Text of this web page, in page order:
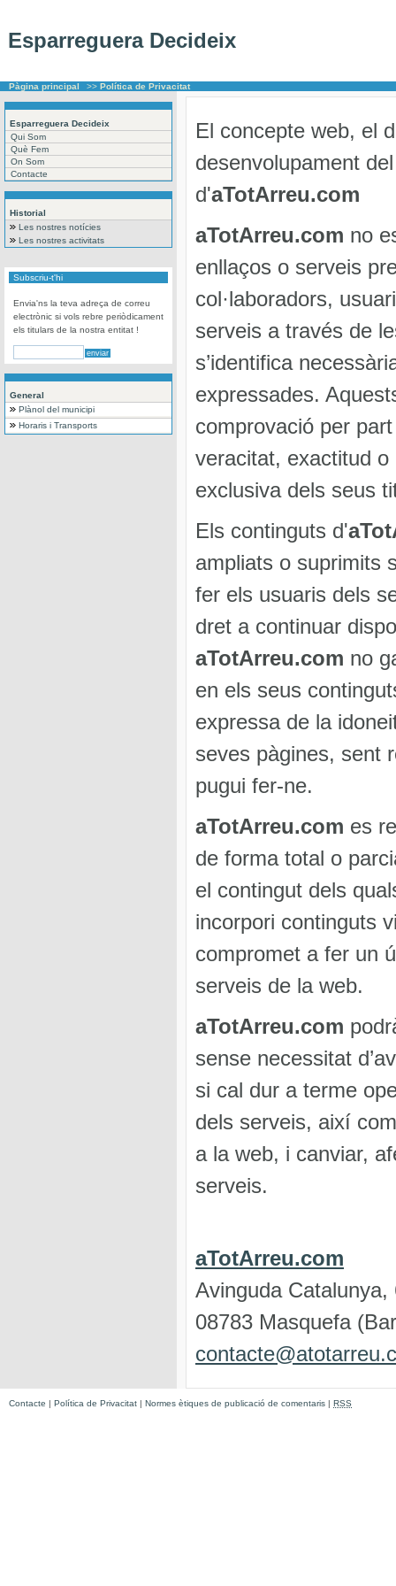
Esparreguera Decideix
Pàgina principal >> Política de Privacitat
Esparreguera Decideix
Qui Som
Què Fem
On Som
Contacte
Historial
Les nostres notícies
Les nostres activitats
Subscriu-t'hi
Envia'ns la teva adreça de correu
electrònic si vols rebre periòdicament
els titulars de la nostra entitat !
General
Plànol del municipi
Horaris i Transports
El concepte web, el
desenvolupament
d'aTotArreu.com
aTotArreu.com no
enllaços o serveis
col·laboradors,
serveis a través de
s’identifica
expressades.
comprovació per
veracitat, exactitud
exclusiva dels seus
Els continguts d'
ampliats o suprimits
fer els usuaris dels
dret a continuar
aTotArreu.com no
en els seus
expressa de la
seves pàgines, sent
pugui fer-ne.
aTotArreu.com es
de forma total o
el contingut dels
incorpori continguts
compromet a fer un
serveis de la web.
aTotArreu.com
sense necessitat
si cal dur a terme
dels serveis, així
a la web, i canviar,
serveis.
aTotArreu.com
Avinguda Catalunya,
08783 Masquefa
Contacte | Política de Privacitat | Normes ètiques de publicació de comentaris | RSS